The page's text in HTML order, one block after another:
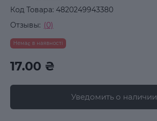
Код Товара: 4820249943380
Отзывы: (0)
Немає в наявності
17.00 ₴
Уведомить о наличии